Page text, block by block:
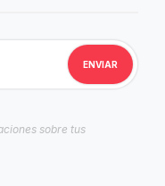
sobre tus